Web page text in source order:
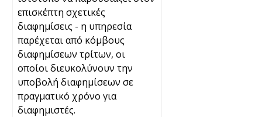
επισκέπτη σχετικές
διαφημίσεις - η υπηρεσία
παρέχεται από κόμβους
διαφημίσεων τρίτων, οι
οποίοι διευκολύνουν την
υποβολή διαφημίσεων σε
πραγματικό χρόνο για
διαφημιστές.